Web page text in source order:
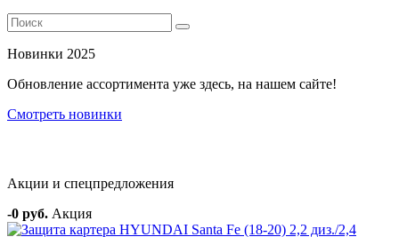
Новинки 2025
Обновление ассортимента уже здесь, на нашем сайте!
Смотреть новинки
Акции и спецпредложения
-0 руб. Акция